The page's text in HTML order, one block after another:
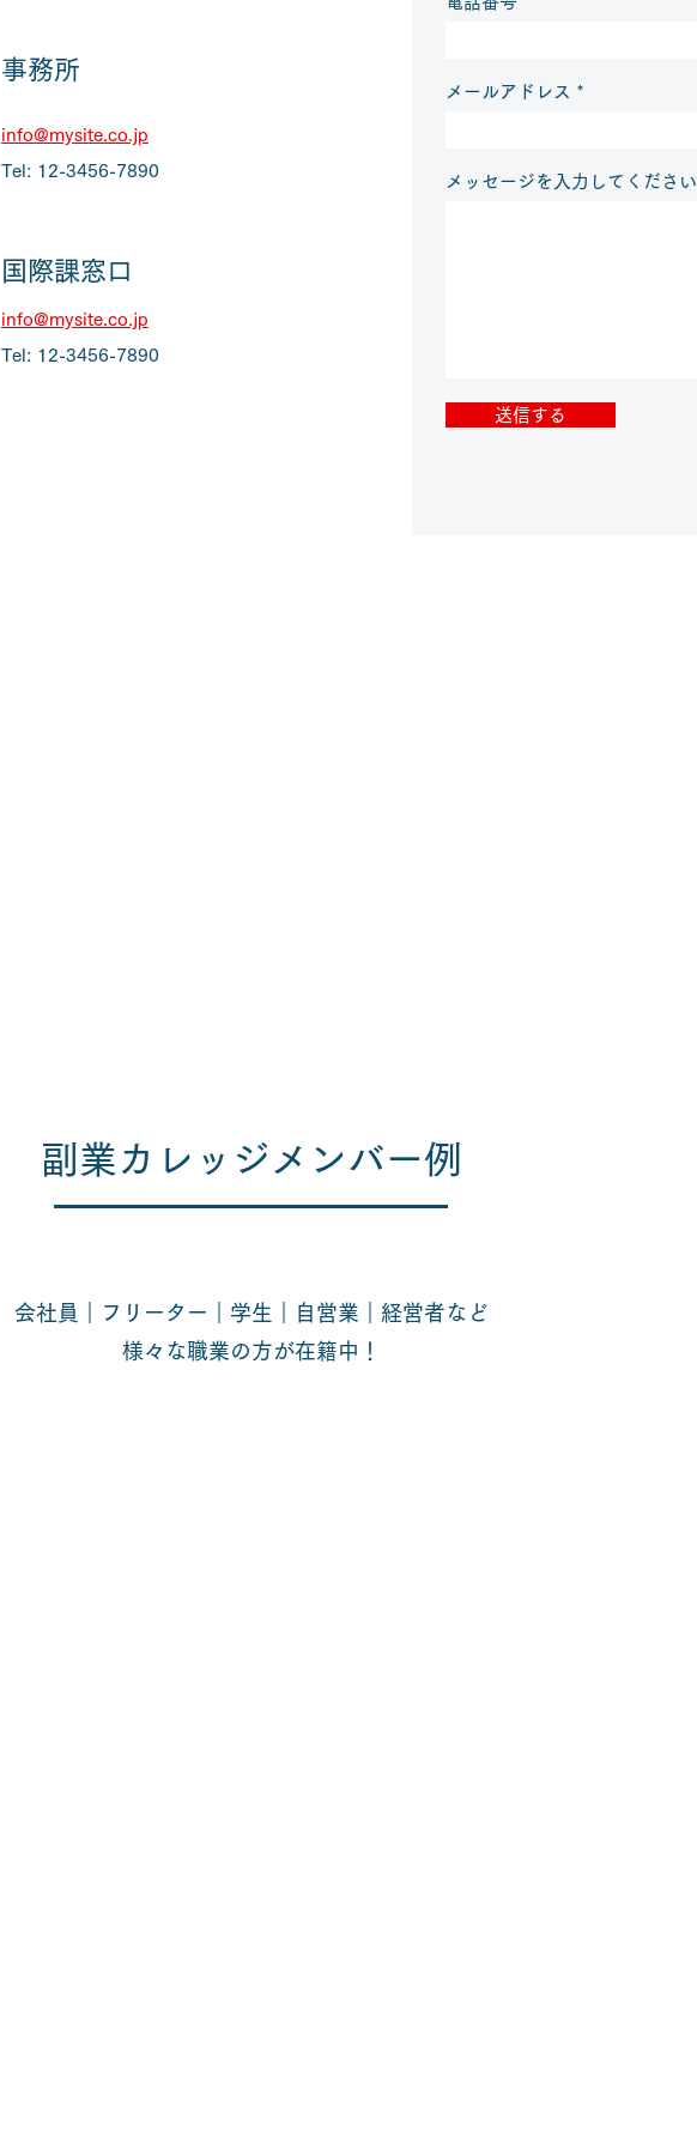
事務所
info@mysite.co.jp
Tel: 12-3456-7890
国際課窓口
info@mysite.co.jp
Tel: 12-3456-7890
メールアドレス
メッセージを入力してください
送信する
副業カレッジメンバー例
会社員｜フリーター｜学生｜自営業｜経営者など
​様々な職業の方が在籍中！